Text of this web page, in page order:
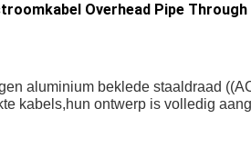
Overhead Pipe Through
aluminium beklede staaldraad
kabels,hun ontwerp is volledig